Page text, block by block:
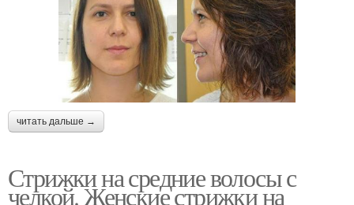
читать дальше →
Стрижки на средние волосы с
челкой. Женские стрижки на